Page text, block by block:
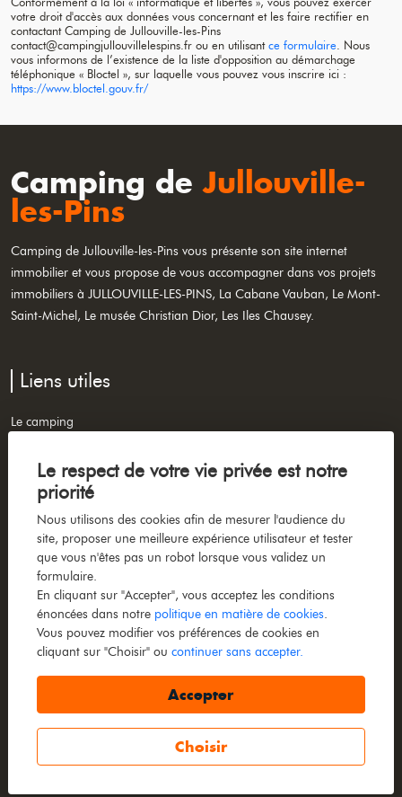
Le respect de votre vie privée est notre
priorité
Nous utilisons des cookies afin de mesurer l'audience du
site, proposer une meilleure expérience utilisateur et tester
que vous n'êtes pas un robot lorsque vous validez un
formulaire.
En cliquant sur "Accepter", vous acceptez les conditions
énoncées dans notre politique en matière de cookies.
Vous pouvez modifier vos préférences de cookies en
cliquant sur "Choisir" ou continuer sans accepter.
Accepter
Choisir
votre droit d'accès aux données vous concernant et les faire rectifier en
contactant Camping de Jullouville-les-Pins
contact@campingjullouvillelespins.fr ou en utilisant ce formulaire . Nous
vous informons de l’existence de la liste d'opposition au démarchage
téléphonique « Bloctel », sur laquelle vous pouvez vous inscrire ici :
https://www.bloctel.gouv.fr/
Camping deJullouville-
les-Pins
Camping de Jullouville-les-Pins vous présente son site internet
immobilier et vous propose de vous accompagner dans vos projets
immobiliers à JULLOUVILLE-LES-PINS, La Cabane Vauban, Le Mont-
Saint-Michel, Le musée Christian Dior, Les Iles Chausey.
Liens utiles
Le camping
Achat de mobil-home
Actualités
Réserver votre séjour
Plan du site
Mentions légales
Barème d'honoraires
Liste des annonces
Designed & powered by